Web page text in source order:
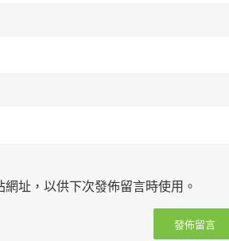
址，以供下次發佈留言時使用。